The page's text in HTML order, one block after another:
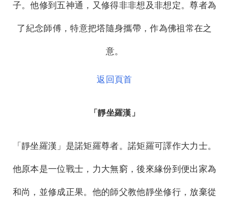
子。他修到五神通，又修得非非想及非想定。尊者為
了紀念師傅，特意把塔隨身攜帶，作為佛祖常在之
意。
返回頁首
「靜坐羅漢」
「靜坐羅漢」是諾矩羅尊者。諾矩羅可譯作大力士。
他原本是一位戰士，力大無窮，後來緣份到便出家為
和尚，並修成正果。他的師父教他靜坐修行，放棄從